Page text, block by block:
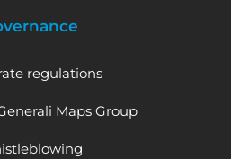
regulations
Maps Group